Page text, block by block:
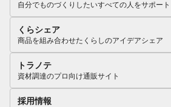
自分でものづくりしたいすべての人をサポート
くらシェア
商品を組み合わせたくらしのアイデアシェア
トラノテ
資材調達のプロ向け通販サイト
採用情報